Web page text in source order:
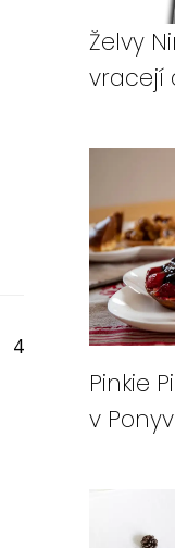
4
Želvy
vracejí
Pinkie
v